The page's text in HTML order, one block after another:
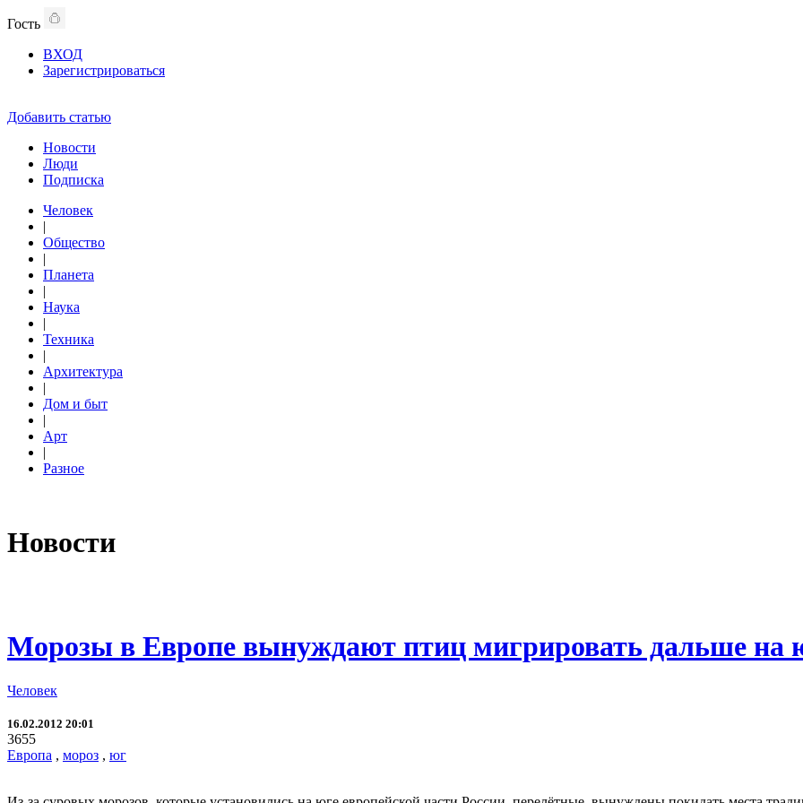
Гость
ВХОД
Зарегистрироваться
Добавить статью
Новости
Люди
Подписка
Человек
|
Общество
|
Планета
|
Наука
|
Техника
|
Архитектура
|
Дом и быт
|
Арт
|
Разное
Новости
Морозы в Европе вынуждают птиц мигрировать дальше на
Человек
16.02.2012 20:01
3655
Европа , мороз , юг